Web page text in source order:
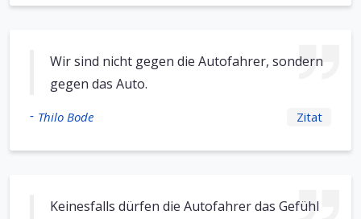
Wir sind nicht gegen die Autofahrer, sondern
gegen das Auto.
- Thilo Bode Zitat
Keinesfalls dürfen die Autofahrer das Gefühl